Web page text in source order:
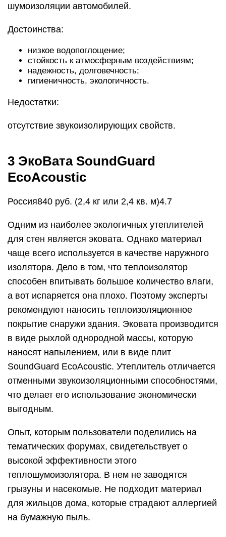
шумоизоляции автомобилей.
Достоинства:
низкое водопоглощение;
стойкость к атмосферным воздействиям;
надежность, долговечность;
гигиеничность, экологичность.
Недостатки:
отсутствие звукоизолирующих свойств.
3 ЭкоВата SoundGuard
EcoAcoustic
Россия840 руб. (2,4 кг или 2,4 кв. м)4.7
Одним из наиболее экологичных утеплителей
для стен является эковата. Однако материал
чаще всего используется в качестве наружного
изолятора. Дело в том, что теплоизолятор
способен впитывать большое количество влаги,
а вот испаряется она плохо. Поэтому эксперты
рекомендуют наносить теплоизоляционное
покрытие снаружи здания. Эковата производится
в виде рыхлой однородной массы, которую
наносят напылением, или в виде плит
SoundGuard EcoAcoustic. Утеплитель отличается
отменными звукоизоляционными способностями,
что делает его использование экономически
выгодным.
Опыт, которым пользователи поделились на
тематических форумах, свидетельствует о
высокой эффективности этого
теплошумоизолятора. В нем не заводятся
грызуны и насекомые. Не подходит материал
для жильцов дома, которые страдают аллергией
на бумажную пыль.